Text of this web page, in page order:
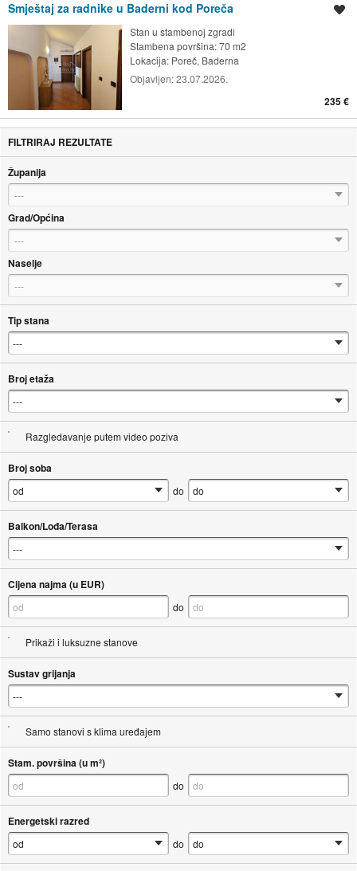
Smještaj za radnike u Baderni kod Poreča
Stan u stambenoj zgradi
Stambena površina: 70 m2
Lokacija: Poreč, Baderna
Objavljen:23.07.2026.
235 €
FILTRIRAJ REZULTATE
Županija
---
Grad/Općina
---
Naselje
---
Tip stana
Broj etaža
Razgledavanje putem video poziva
Broj soba
do
Balkon/Lođa/Terasa
Cijena najma (u EUR)
do
Prikaži i luksuzne stanove
Sustav grijanja
Samo stanovi s klima uređajem
Stam. površina (u m²)
do
Energetski razred
do